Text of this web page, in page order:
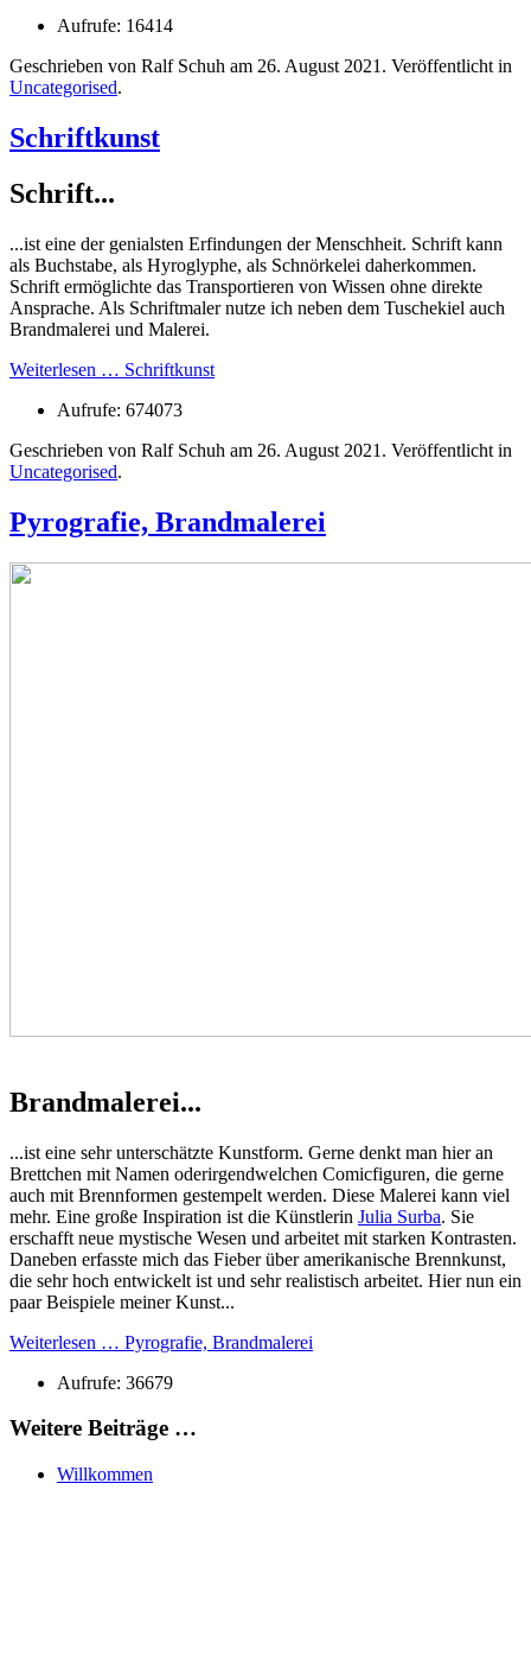
Aufrufe: 16414
Geschrieben von Ralf Schuh am 26. August 2021 . Veröffentlicht in
Uncategorised.
Schriftkunst
Schrift...
...ist eine der genialsten Erfindungen der Menschheit. Schrift kann
als Buchstabe, als Hyroglyphe, als Schnörkelei daherkommen.
Schrift ermöglichte das Transportieren von Wissen ohne direkte
Ansprache. Als Schriftmaler nutze ich neben dem Tuschekiel auch
Brandmalerei und Malerei.
Weiterlesen … Schriftkunst
Aufrufe: 674073
Geschrieben von Ralf Schuh am 26. August 2021 . Veröffentlicht in
Uncategorised.
Pyrografie, Brandmalerei
Brandmalerei...
...ist eine sehr unterschätzte Kunstform. Gerne denkt man hier an
Brettchen mit Namen oderirgendwelchen Comicfiguren, die gerne
auch mit Brennformen gestempelt werden. Diese Malerei kann viel
mehr. Eine große Inspiration ist die Künstlerin Julia Surba. Sie
erschafft neue mystische Wesen und arbeitet mit starken Kontrasten.
Daneben erfasste mich das Fieber über amerikanische Brennkunst,
die sehr hoch entwickelt ist und sehr realistisch arbeitet. Hier nun ein
paar Beispiele meiner Kunst...
Weiterlesen … Pyrografie, Brandmalerei
Aufrufe: 36679
Weitere Beiträge …
Willkommen